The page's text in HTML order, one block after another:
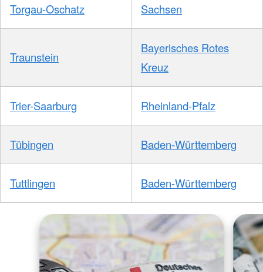
Torgau-Oschatz Sachsen
Traunstein
Bayerisches Rotes
Kreuz
Trier-Saarburg Rheinland-Pfalz
Tübingen Baden-Württemberg
Tuttlingen Baden-Württemberg